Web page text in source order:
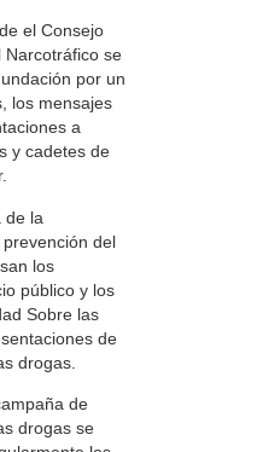
el Consejo
Narcotráfico se
por un
los mensajes
a
y cadetes de
de la
del
los
público y los
Sobre las
de
drogas.
de
drogas se